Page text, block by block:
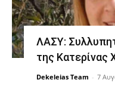
ΛΑΣΥ:
της Κατερίνας
Dekeleias Team - 7